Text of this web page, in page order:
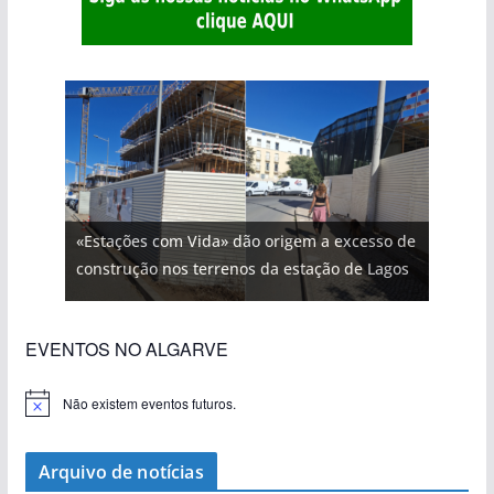
«Estações com Vida» dão origem a excesso de
construção nos terrenos da estação de Lagos
EVENTOS NO ALGARVE
Não existem eventos futuros.
Arquivo de notícias